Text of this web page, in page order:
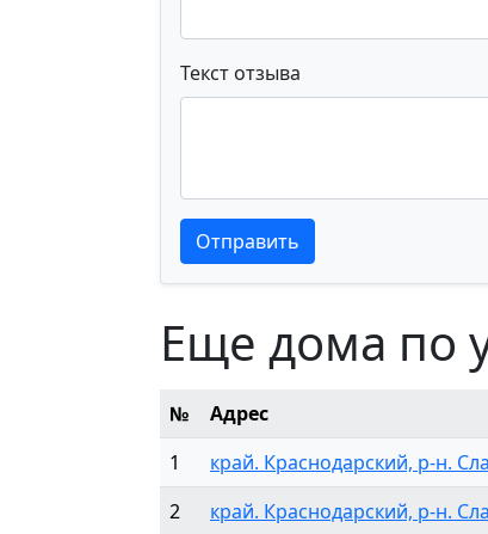
Текст отзыва
Текст отзыва
Текст отзыва
Отправить
Еще дома по
№ Адрес
1
край. Краснодарский, р-н.
2
край. Краснодарский, р-н.